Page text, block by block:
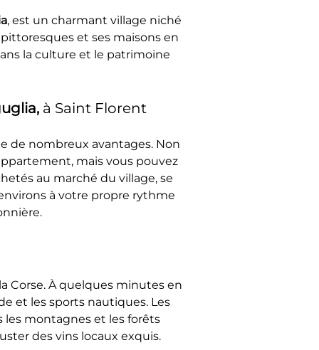
, est un charmant village niché
et ses maisons en
la culture et le patrimoine
à Saint Florent
de nombreux avantages. Non
mais vous pouvez
au marché du village, se
à votre propre rythme
Corse. À quelques minutes en
et les sports nautiques. Les
les montagnes et les forêts
des vins locaux exquis.